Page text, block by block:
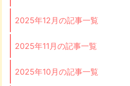
2025年12月の記事一覧
2025年11月の記事一覧
2025年10月の記事一覧